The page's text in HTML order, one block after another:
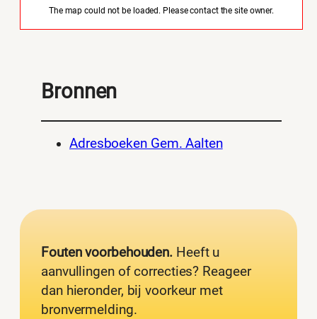
The map could not be loaded. Please contact the site owner.
Bronnen
Adresboeken Gem. Aalten
Fouten voorbehouden. Heeft u
aanvullingen of correcties? Reageer
dan hieronder, bij voorkeur met
bronvermelding.